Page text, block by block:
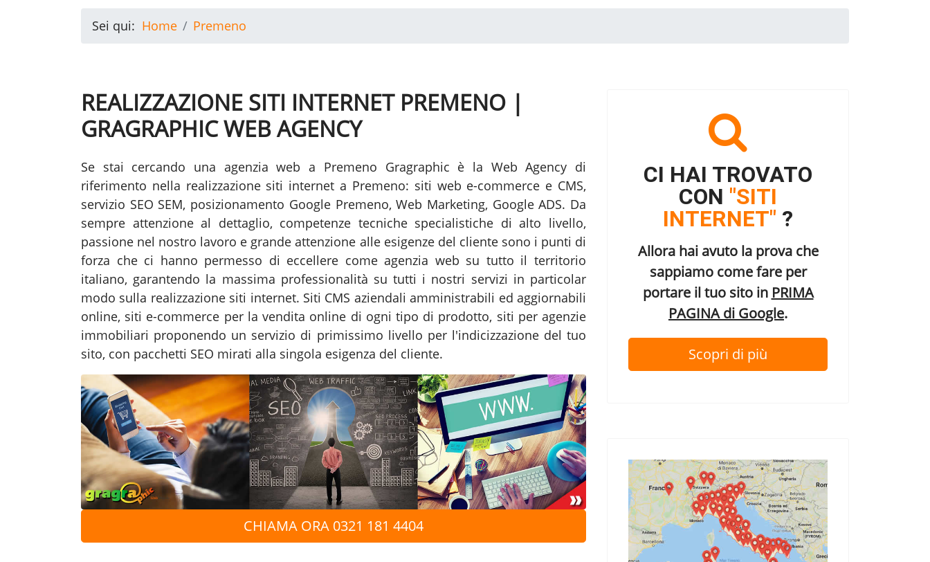
Sei qui: Home Premeno
REALIZZAZIONE SITI INTERNET PREMENO |
GRAGRAPHIC WEB AGENCY
Se stai cercando una agenzia web a Premeno Gragraphic è la Web Agency di
riferimento nella realizzazione siti internet a Premeno: siti web e-commerce e CMS,
servizio SEO SEM, posizionamento Google Premeno, Web Marketing, Google ADS. Da
sempre attenzione al dettaglio, competenze tecniche specialistiche di alto livello,
passione nel nostro lavoro e grande attenzione alle esigenze del cliente sono i punti di
forza che ci hanno permesso di eccellere come agenzia web su tutto il territorio
italiano, garantendo la massima professionalità su tutti i nostri servizi in particolar
modo sulla realizzazione siti internet. Siti CMS aziendali amministrabili ed aggiornabili
online, siti e-commerce per la vendita online di ogni tipo di prodotto, siti per agenzie
immobiliari proponendo un servizio di primissimo livello per l'indicizzazione del tuo
sito, con pacchetti SEO mirati alla singola esigenza del cliente.
CHIAMA ORA 0321 181 4404
CI HAI TROVATO
CON "SITI
INTERNET" ?
Allora hai avuto la prova che
sappiamo come fare per
portare il tuo sito in PRIMA
PAGINA di Google.
Scopri di più